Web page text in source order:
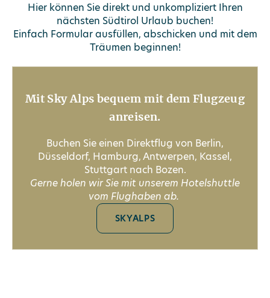
Hier können Sie direkt und unkompliziert Ihren
nächsten Südtirol Urlaub buchen!
Einfach Formular ausfüllen, abschicken und mit dem
Träumen beginnen!
Mit Sky Alps bequem mit dem Flugzeug
anreisen.
Buchen Sie einen Direktflug von Berlin,
Düsseldorf, Hamburg, Antwerpen, Kassel,
Stuttgart nach Bozen.
Gerne holen wir Sie mit unserem Hotelshuttle
vom Flughaben ab.
SKYALPS